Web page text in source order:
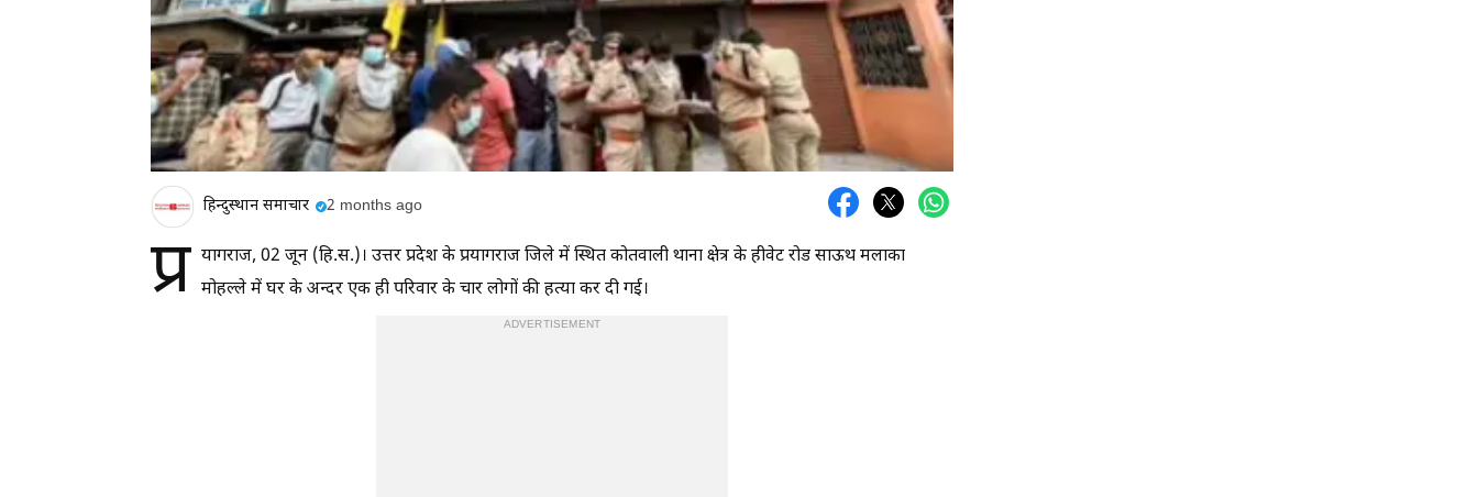
हिन्दुस्थान समाचार 2 months ago
प्र यागराज, 02 जून (हि.स.)। उत्तर प्रदेश के प्रयागराज जिले में स्थित कोतवाली थाना क्षेत्र के हीवेट रोड साऊथ मलाका
मोहल्ले में घर के अन्दर एक ही परिवार के चार लोगों की हत्या कर दी गई।
ADVERTISEMENT